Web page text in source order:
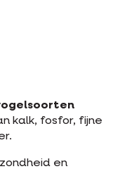
kalk, fosfor, fijne
en